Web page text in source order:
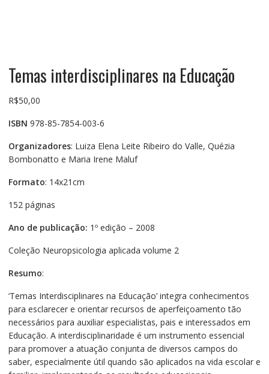
Temas interdisciplinares na Educação
R$50,00
ISBN 978-85-7854-003-6
Organizadores: Luiza Elena Leite Ribeiro do Valle, Quézia
Bombonatto e Maria Irene Maluf
Formato: 14x21cm
152 páginas
Ano de publicação: 1º edição – 2008
Coleção Neuropsicologia aplicada volume 2
Resumo:
‘Temas Interdisciplinares na Educação’ integra conhecimentos
para esclarecer e orientar recursos de aperfeiçoamento tão
necessários para auxiliar especialistas, pais e interessados em
Educação. A interdisciplinaridade é um instrumento essencial
para promover a atuação conjunta de diversos campos do
saber, especialmente útil quando são aplicados na vida escolar e